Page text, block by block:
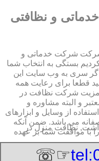
و نظافتی
شرکت خدماتی و
بستگی به انتخاب شما
سری به وب سایت این
قطعا برای رعایت همه
مزیت شرکت نظافت در
و البته مشاوره و
از وسایل و ابزارهای
می باشد. ضمن آنکه
با موافقت شما بر عهده
نظافت منزل در
☞☏